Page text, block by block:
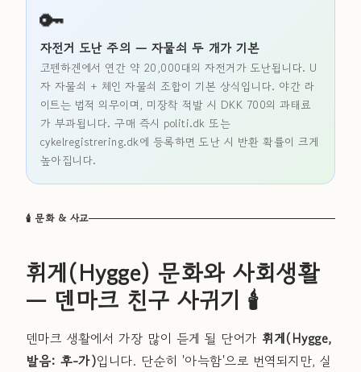
🔑
자전거 도난 주의 — 자물쇠 두 개가 기본
코펜하겐에서 연간 약 20,000대의 자전거가 도난됩니다. U
자 자물쇠 + 체인 자물쇠 조합이 기본 상식입니다. 야간 라
이트는 법적 의무이며, 미장착 적발 시 DKK 700의 과태료
가 부과됩니다. 구매 즉시 politi.dk 또는
cykelregistrering.dk에 등록하면 도난 시 반환 확률이 크게
높아집니다.
🕯 문화 & 사교
휘게(Hygge) 문화와 사회생활
— 덴마크 친구 사귀기 🕯
덴마크 생활에서 가장 많이 듣게 될 단어가 휘게(Hygge,
발음: 후-가)입니다. 단순히 '아늑함'으로 번역되지만, 실